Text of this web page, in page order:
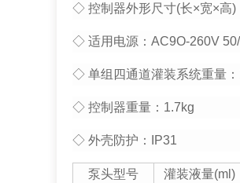
◇ 控制器外形尺寸(长×宽×高)
◇ 适用电源：AC9O-260V
◇ 单组四通道灌装系统重量
◇ 控制器重量：1.7kg
◇ 外壳防护：IP31
泵头型号 灌装液量(ml)